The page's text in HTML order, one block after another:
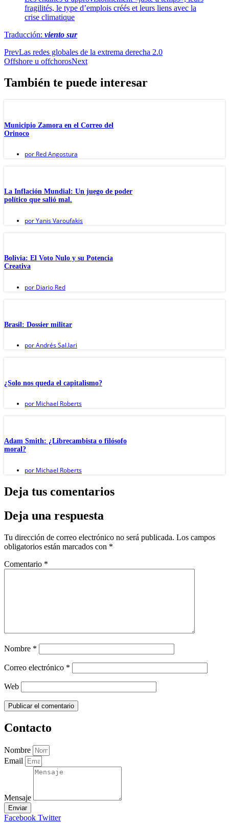
fragilités, le type d’emplois créés et leurs liens avec la
crise climatique
Traducción: viento sur
PrevLas redes globales de la extrema derecha 2.0
Offshore u offchorosNext
También te puede interesar
Municipio Zamora en el Correo del
Orinoco
por Red Angostura
La Inflación Mundial: Un juego de poder
político que salió mal.
porYanis Varoufakis
Bolivia: El Voto Nulo y su Potencia
Creativa
por Diario Red
Brasil: Dossier militar
porAndrés Sal.lari
¿Solo nos queda el capitalismo?
por Michael Roberts
Adam Smith: ¿Librecambista o filósofo
moral?
por Michael Roberts
Deja tus comentarios
Deja una respuesta
Tu dirección de correo electrónico no será publicada. Los campos
obligatorios están marcados con *
Comentario *
Nombre *
Correo electrónico *
Web
Contacto
Nombre
Email
Mensaje
Enviar
Facebook Twitter